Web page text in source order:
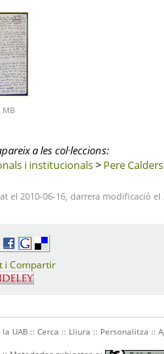
MB
a les col·leccions:
i institucionals> Pere Calders
el 2010-06-16, darrera modificació el
la UAB ::Cerca :: Lliura :: Personalitza ::